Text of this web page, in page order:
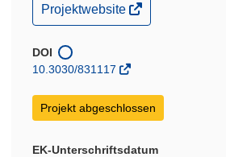
(öffnet
in
Fenster)
Projektwebsite
DOI
10.3030/831117
Projekt abgeschlossen
EK-Unterschriftsdatum